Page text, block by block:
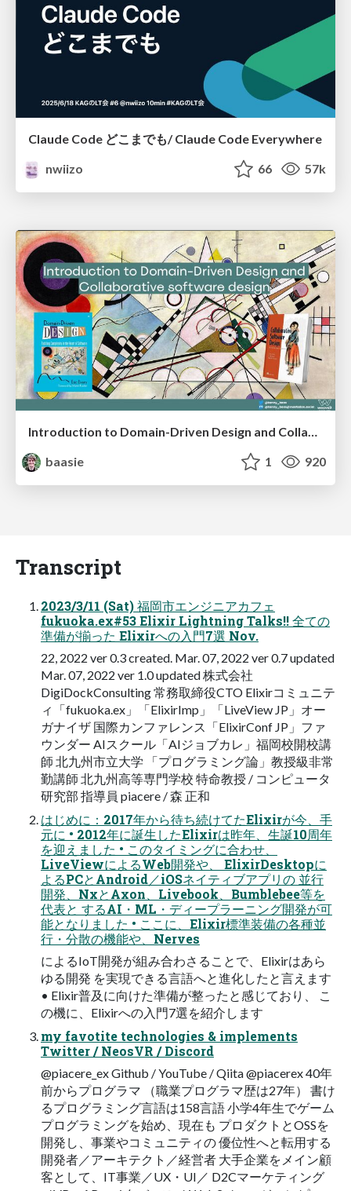
Claude Code どこまでも/ Claude Code Everywhere
nwiizo
66 57k
baasie
1 920
Transcript
2023/3/11 (Sat) 福岡市エンジニアカフェ
fukuoka.ex#53 Elixir Lightning Talks!! 全ての
準備が揃った Elixirへの入門7選 Nov.
22, 2022 ver 0.3 created. Mar. 07, 2022 ver 0.7 updated
Mar. 07, 2022 ver 1.0 updated 株式会社
DigiDockConsulting 常務取締役CTO Elixirコミュニテ
ィ「fukuoka.ex」「ElixirImp」「LiveView JP」オー
ガナイザ 国際カンファレンス「ElixirConf JP」ファ
ウンダー AIスクール「AIジョブカレ」福岡校開校講
師 北九州市立大学 「プログラミング論」教授級非常
勤講師 北九州高等専門学校 特命教授 / コンピュータ
研究部 指導員 piacere / 森 正和
はじめに：2017年から待ち続けてたElixirが今、手
元に • 2012年に誕生したElixirは昨年、生誕10周年
を迎えました • このタイミングに合わせ、
LiveViewによるWeb開発や、 ElixirDesktopに
よるPCとAndroid／iOSネイティブアプリの 並行
開発、NxとAxon、Livebook、Bumblebee等を
代表と するAI・ML・ディープラーニング開発が可
能となりました • ここに、Elixir標準装備の各種並
行・分散の機能や、Nerves
によるIoT開発が組み合わさることで、Elixirはあら
ゆる開発 を実現できる言語へと進化したと言えます
• Elixir普及に向けた準備が整ったと感じており、 こ
の機に、Elixirへの入門7選を紹介します
my favotite technologies & implements
Twitter / NeosVR / Discord
@piacere_ex Github / YouTube / Qiita @piacerex 40年
前からプログラマ （職業プログラマ歴は27年） 書け
るプログラミング言語は158言語 小学4年生でゲーム
プログラミングを始め、現在も プロダクトとOSSを
開発し、事業やコミュニティの 優位性へと転用する
開発者／アーキテクト／経営者 大手企業をメイン顧
客として、IT事業／UX・UI／ D2Cマーケティング